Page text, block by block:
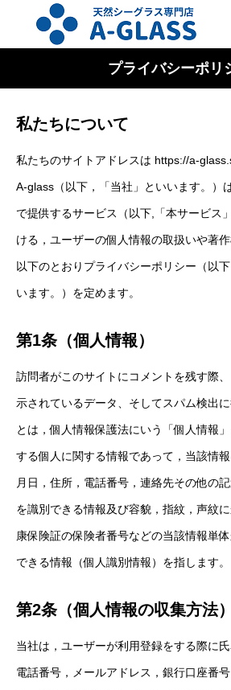
プライバシーポリ
私たちについて
私たちのサイトアドレスは https://a-
A-glass（以下，「当社」といいます。）
で提供するサービス（以下,「本サービス
ける，ユーザーの個人情報の取扱いや著
以下のとおりプライバシーポリシー（以
います。）を定めます。
第1条（個人情報）
訪問者がこのサイトにコメントを残す際
示されているデータ、そしてスパム検出に
とは，個人情報保護法にいう「個人情報
する個人に関する情報であって，当該情
月日，住所，電話番号，連絡先その他の
を識別できる情報及び容貌，指紋，声紋
康保険証の保険者番号などの当該情報単
できる情報（個人識別情報）を指します。
第2条（個人情報の収集方法）
当社は，ユーザーが利用登録をする際に
電話番号，メールアドレス，銀行口座番